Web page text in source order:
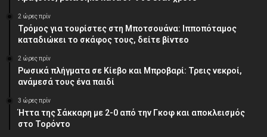
2 ώρες πρίν
Τρόμος για τουρίστες στη Μποτσουάνα: Ιπποπόταμος
καταδιώκει το σκάφος τους, δείτε βίντεο
2 ώρες πρίν
Ρωσικά πλήγματα σε Κίεβο και Μπροβαρί: Τρεις νεκροί,
ανάμεσά τους ένα παιδί
3 ώρες πρίν
Ήττα της Σάκκαρη με 2-0 από την Γκοφ και αποκλεισμός
στο Τορόντο